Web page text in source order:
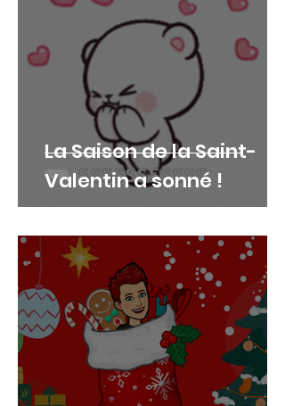
La Saison de la Saint-
Valentin a sonné !